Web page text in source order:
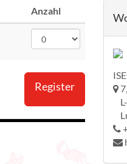
Anzahl
Register